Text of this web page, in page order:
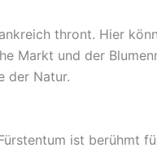
thront. Hier
Markt und der
der Natur.
ist berühmt